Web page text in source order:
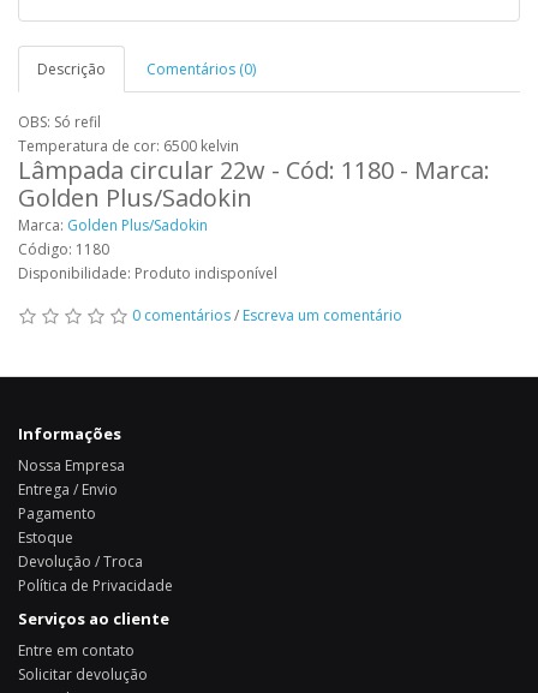
Descrição Comentários (0)
OBS: Só refil
Temperatura de cor: 6500 kelvin
Lâmpada circular 22w - Cód: 1180 - Marca:
Golden Plus/Sadokin
Marca: Golden Plus/Sadokin
Código: 1180
Disponibilidade: Produto indisponível
0 comentários/ Escreva um comentário
Informações
Nossa Empresa
Entrega / Envio
Pagamento
Estoque
Devolução / Troca
Política de Privacidade
Serviços ao cliente
Entre em contato
Solicitar devolução